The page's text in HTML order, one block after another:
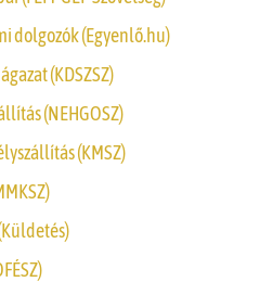
dolgozók (Egyenlő.hu)
(KDSZSZ)
(NEHGOSZ)
(KMSZ)